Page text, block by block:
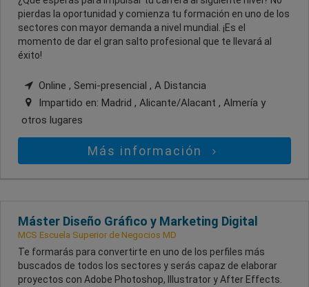
pierdas la oportunidad y comienza tu formación en uno de los
sectores con mayor demanda a nivel mundial. ¡Es el
momento de dar el gran salto profesional que te llevará al
éxito!
Online , Semi-presencial , A Distancia
Impartido en: Madrid , Alicante/Alacant , Almería y
otros lugares
Más información
Máster Diseño Gráfico y Marketing Digital
MCS Escuela Superior de Negocios MD
Te formarás para convertirte en uno de los perfiles más
buscados de todos los sectores y serás capaz de elaborar
proyectos con Adobe Photoshop, Illustrator y After Effects.